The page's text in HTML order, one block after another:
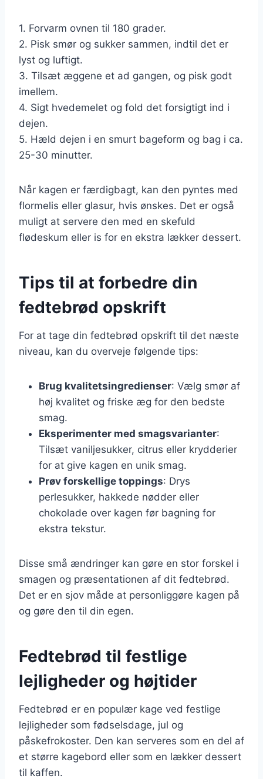
1. Forvarm ovnen til 180 grader.
2. Pisk smør og sukker sammen, indtil det er
lyst og luftigt.
3. Tilsæt æggene et ad gangen, og pisk godt
imellem.
4. Sigt hvedemelet og fold det forsigtigt ind i
dejen.
5. Hæld dejen i en smurt bageform og bag i ca.
25-30 minutter.
Når kagen er færdigbagt, kan den pyntes med
flormelis eller glasur, hvis ønskes. Det er også
muligt at servere den med en skefuld
flødeskum eller is for en ekstra lækker dessert.
Tips til at forbedre din
fedtebrød opskrift
For at tage din fedtebrød opskrift til det næste
niveau, kan du overveje følgende tips:
Brug kvalitetsingredienser: Vælg smør af
høj kvalitet og friske æg for den bedste
smag.
Eksperimenter med smagsvarianter:
Tilsæt vaniljesukker, citrus eller krydderier
for at give kagen en unik smag.
Prøv forskellige toppings: Drys
perlesukker, hakkede nødder eller
chokolade over kagen før bagning for
ekstra tekstur.
Disse små ændringer kan gøre en stor forskel i
smagen og præsentationen af dit fedtebrød.
Det er en sjov måde at personliggøre kagen på
og gøre den til din egen.
Fedtebrød til festlige
lejligheder og højtider
Fedtebrød er en populær kage ved festlige
lejligheder som fødselsdage, jul og
påskefrokoster. Den kan serveres som en del af
et større kagebord eller som en lækker dessert
til kaffen.